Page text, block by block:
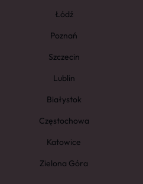
Łódź
Poznań
Szczecin
Lublin
Białystok
Częstochowa
Katowice
Zielona Góra